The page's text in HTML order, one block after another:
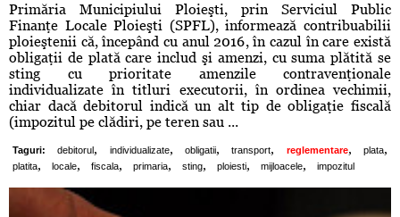
Primăria Municipiului Ploieşti, prin Serviciul Public
Finanţe Locale Ploieşti (SPFL), informează contribuabilii
ploieştenii că, începând cu anul 2016, în cazul în care există
obligaţii de plată care includ şi amenzi, cu suma plătită se
sting cu prioritate amenzile contravenţionale
individualizate în titluri executorii, în ordinea vechimii,
chiar dacă debitorul indică un alt tip de obligaţie fiscală
(impozitul pe clădiri, pe teren sau ...
Taguri: debitorul , individualizate, obligatii, transport, reglementare, plata,
platita, locale, fiscala, primaria, sting, ploiesti, mijloacele, impozitul